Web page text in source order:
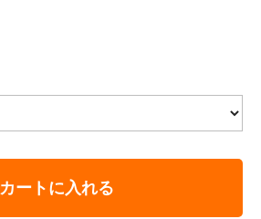
カートに入れる